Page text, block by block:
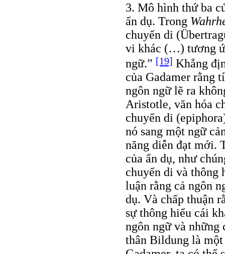
3. Mô hình thứ ba
ẩn dụ. Trong
chuyển di
vi khác (…) tương
ngữ.” [19] Khẳng
của Gadamer rằng
ngôn ngữ lẽ ra
Aristotle, văn hóa
chuyển di
nó sang một ngữ
năng diễn đạt mới.
của ẩn dụ, như
chuyển di và thông
luận rằng cả ngôn
dụ. Và chấp thuận
sự thông hiểu cái
ngôn ngữ và những
thân Bildung là